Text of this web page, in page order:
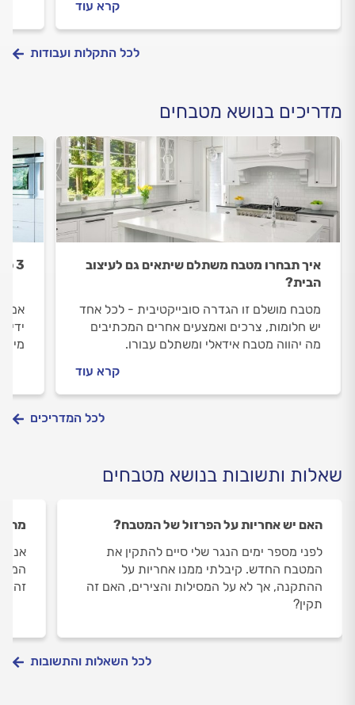
קרא עוד
לכל התקלות ועבודות
מדריכים בנושא מטבחים
איך תבחרו מטבח משתלם שיתאים גם לעיצוב
הבית?
מטבח מושלם זו הגדרה סובייקטיבית - לכל אחד
יש חלומות, צרכים ואמצעים אחרים המכתיבים
מה יהווה מטבח אידאלי ומשתלם עבורו.
קרא עוד
3 סיבות מדוע אתם פשוט חייבים "אי" במטבח
אם
לכל המדריכים
שאלות ותשובות בנושא מטבחים
האם יש אחריות על הפרזול של המטבח?
לפני מספר ימים הנגר שלי סיים להתקין את
המטבח החדש. קיבלתי ממנו אחריות על
ההתקנה, אך לא על המסילות והצירים, האם זה
תקין?
מהי
אני
זה
לכל השאלות והתשובות